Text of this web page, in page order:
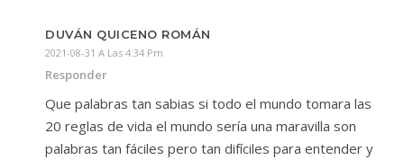
DUVÁN QUICENO ROMÁN
2021-08-31 A Las 4:34 Pm
Responder
Que palabras tan sabias si todo el mundo tomara las
20 reglas de vida el mundo sería una maravilla son
palabras tan fáciles pero tan difíciles para entender y